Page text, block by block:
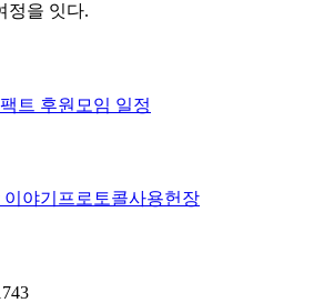
정을 잇다.
트 후원 모임 일정
야기 프로토콜사용헌장